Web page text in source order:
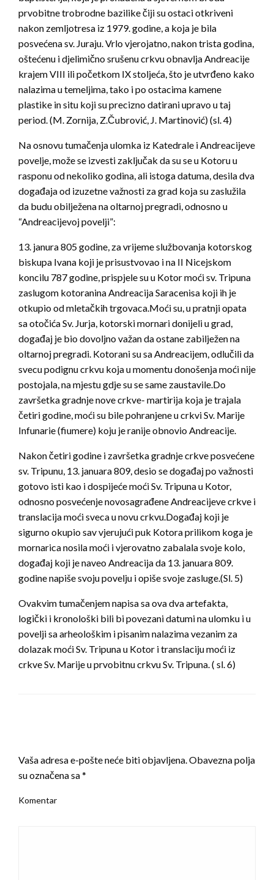
prvobitne trobrodne bazilike čiji su ostaci otkriveni
nakon zemljotresa iz 1979. godine, a koja je bila
posvećena sv. Juraju. Vrlo vjerojatno, nakon trista godina,
oštećenu i djelimično srušenu crkvu obnavlja Andreacije
krajem VIII ili početkom IX stoljeća, što je utvrđeno kako
nalazima u temeljima, tako i po ostacima kamene
plastike in situ koji su precizno datirani upravo u taj
period. (M. Zornija, Z.Čubrović, J. Martinović) (sl. 4)
Na osnovu tumačenja ulomka iz Katedrale i Andreacijeve
povelje, može se izvesti zaključak da su se u Kotoru u
rasponu od nekoliko godina, ali istoga datuma, desila dva
događaja od izuzetne važnosti za grad koja su zaslužila
da budu obilježena na oltarnoj pregradi, odnosno u
“Andreacijevoj povelji”:
13. janura 805 godine, za vrijeme službovanja kotorskog
biskupa Ivana koji je prisustvovao i na II Nicejskom
koncilu 787 godine, prispjele su u Kotor moći sv. Tripuna
zaslugom kotoranina Andreacija Saracenisa koji ih je
otkupio od mletačkih trgovaca.Moći su, u pratnji opata
sa otočića Sv. Jurja, kotorski mornari donijeli u grad,
događaj je bio dovoljno važan da ostane zabilježen na
oltarnoj pregradi. Kotorani su sa Andreacijem, odlučili da
svecu podignu crkvu koja u momentu donošenja moći nije
postojala, na mjestu gdje su se same zaustavile.Do
završetka gradnje nove crkve- martirija koja je trajala
četiri godine, moći su bile pohranjene u crkvi Sv. Marije
Infunarie (fiumere) koju je ranije obnovio Andreacije.
Nakon četiri godine i završetka gradnje crkve posvećene
sv. Tripunu, 13. januara 809, desio se događaj po važnosti
gotovo isti kao i dospijeće moći Sv. Tripuna u Kotor,
odnosno posvećenje novosagrađene Andreacijeve crkve i
translacija moći sveca u novu crkvu.Događaj koji je
sigurno okupio sav vjerujući puk Kotora prilikom koga je
mornarica nosila moći i vjerovatno zabalala svoje kolo,
događaj koji je naveo Andreacija da 13. januara 809.
godine napiše svoju povelju i opiše svoje zasluge.(Sl. 5)
Ovakvim tumačenjem napisa sa ova dva artefakta,
logički i kronološki bili bi povezani datumi na ulomku i u
povelji sa arheološkim i pisanim nalazima vezanim za
dolazak moći Sv. Tripuna u Kotor i translaciju moći iz
crkve Sv. Marije u prvobitnu crkvu Sv. Tripuna. ( sl. 6)
Vaša adresa e-pošte neće biti objavljena. Obavezna polja
su označena sa*
Komentar